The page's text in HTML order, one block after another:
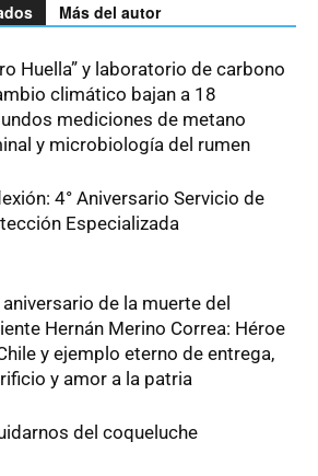
Más del autor
Huella” y laboratorio de carbono
climático bajan a 18
mediciones de metano
y microbiología del rumen
4° Aniversario Servicio de
Especializada
aniversario de la muerte del
Hernán Merino Correa: Héroe
y ejemplo eterno de entrega,
y amor a la patria
del coqueluche